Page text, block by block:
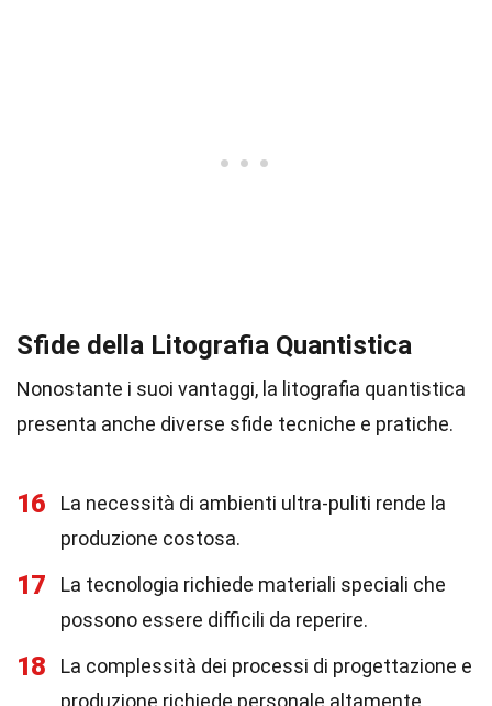
Sfide della Litografia Quantistica
Nonostante i suoi vantaggi, la litografia quantistica
presenta anche diverse sfide tecniche e pratiche.
16
La necessità di ambienti ultra-puliti rende la
produzione costosa.
17
La tecnologia richiede materiali speciali che
possono essere difficili da reperire.
18
La complessità dei processi di progettazione e
produzione richiede personale altamente